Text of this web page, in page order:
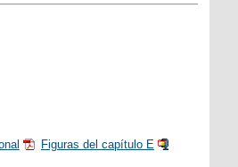
Figuras del capítulo E